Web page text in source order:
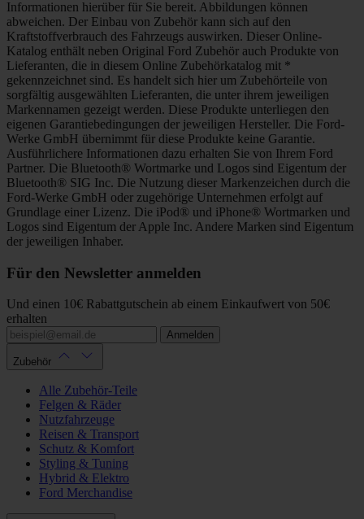
Informationen hierüber für Sie bereit. Abbildungen können
abweichen. Der Einbau von Zubehör kann sich auf den
Kraftstoffverbrauch des Fahrzeugs auswirken. Dieser Online-
Katalog enthält neben Original Ford Zubehör auch Produkte von
Lieferanten, die in diesem Online Zubehörkatalog mit *
gekennzeichnet sind. Es handelt sich hier um Zubehörteile von
sorgfältig ausgewählten Lieferanten, die unter ihrem jeweiligen
Markennamen gezeigt werden. Diese Produkte unterliegen den
eigenen Garantiebedingungen der jeweiligen Hersteller. Die Ford-
Werke GmbH übernimmt für diese Produkte keine Garantie.
Ausführlichere Informationen dazu erhalten Sie von Ihrem Ford
Partner. Die Bluetooth® Wortmarke und Logos sind Eigentum der
Bluetooth® SIG Inc. Die Nutzung dieser Markenzeichen durch die
Ford-Werke GmbH oder zugehörige Unternehmen erfolgt auf
Grundlage einer Lizenz. Die iPod® und iPhone® Wortmarken und
Logos sind Eigentum der Apple Inc. Andere Marken sind Eigentum
der jeweiligen Inhaber.
Für den Newsletter anmelden
Und einen 10€ Rabattgutschein ab einem Einkaufwert von 50€
erhalten
Anmelden
Zubehör
Alle Zubehör-Teile
Felgen & Räder
Nutzfahrzeuge
Reisen & Transport
Schutz & Komfort
Styling & Tuning
Hybrid & Elektro
Ford Merchandise